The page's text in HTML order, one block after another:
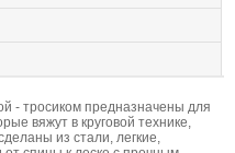
- тросиком предназначены для
вяжут в круговой технике,
из стали, легкие,